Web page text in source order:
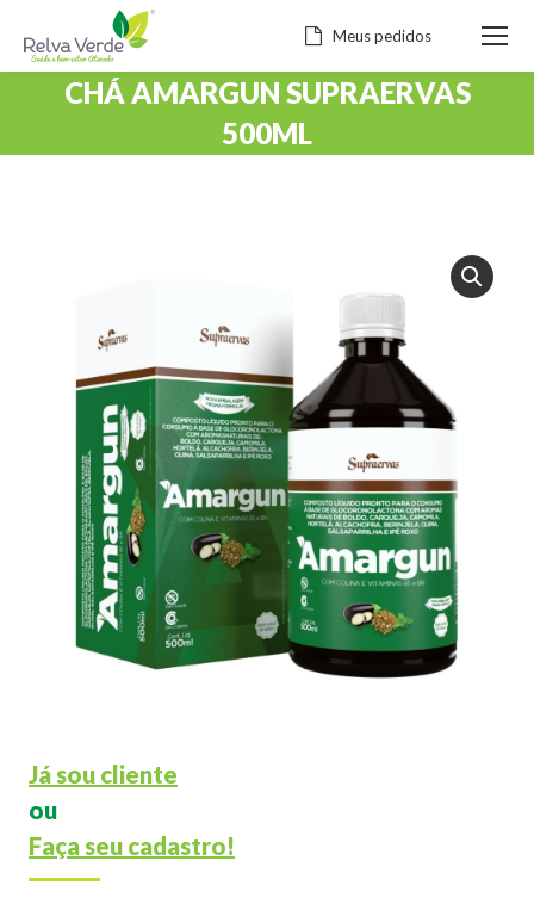
Meus pedidos
CHÁ AMARGUN SUPRAERVAS
500ML
Já sou cliente
ou
Faça seu cadastro!